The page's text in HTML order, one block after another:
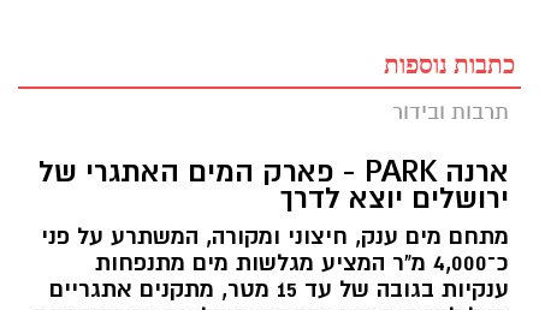
כתבות נוספות
תרבות ובידור
ארנה PARK - פארק המים האתגרי של
ירושלים יוצא לדרך
מתחם מים ענק, חיצוני ומקורה, המשתרע על פני
כ־4,000 מ"ר המציע מגלשות מים מתנפחות
ענקיות בגובה של עד 15 מטר, מתקנים אתגריים